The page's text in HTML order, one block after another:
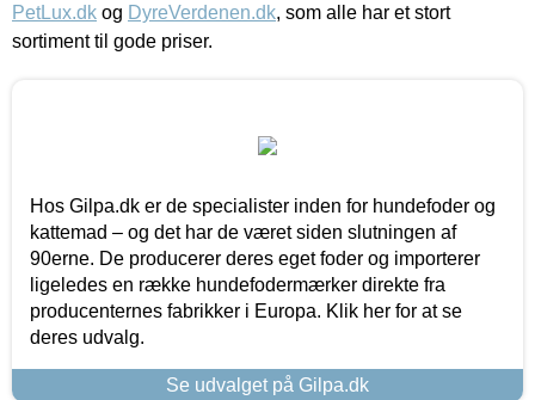
PetLux.dk og DyreVerdenen.dk, som alle har et stort
sortiment til gode priser.
Hos Gilpa.dk er de specialister inden for hundefoder og
kattemad – og det har de været siden slutningen af
90erne. De producerer deres eget foder og importerer
ligeledes en række hundefodermærker direkte fra
producenternes fabrikker i Europa. Klik her for at se
deres udvalg.
Se udvalget på Gilpa.dk